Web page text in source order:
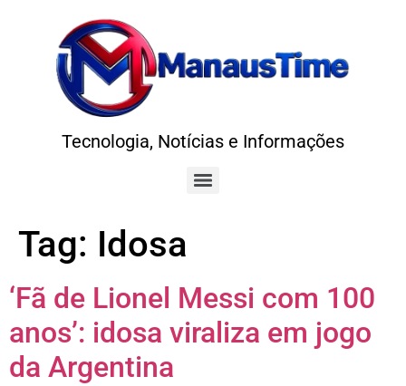
Tecnologia, Notícias e Informações
Tag: Idosa
‘Fã de Lionel Messi com 100
anos’: idosa viraliza em jogo
da Argentina